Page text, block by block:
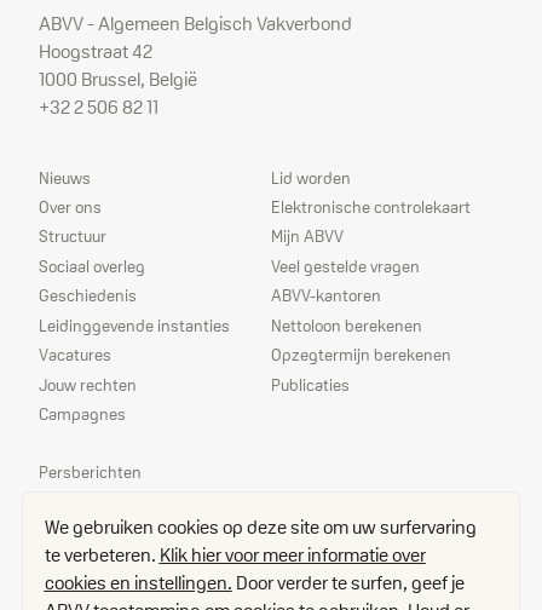
ABVV - Algemeen Belgisch Vakverbond
Hoogstraat 42
1000 Brussel, België
+32 2 506 82 11
Sitemap
Nieuws
Over ons
Structuur
Sociaal overleg
Geschiedenis
Leidinggevende instanties
Vacatures
Jouw rechten
Campagnes
Dienstverlening
Lid worden
Elektronische controlekaart
Mijn ABVV
Veel gestelde vragen
ABVV-kantoren
Nettoloon berekenen
Opzegtermijn berekenen
Publicaties
Prioriteiten
Persberichten
Delegees
Contact
Toegangsplan
We gebruiken cookies op deze site om uw surfervaring
te verbeteren. Klik hier voor meer informatie over
cookies en instellingen. Door verder te surfen, geef je